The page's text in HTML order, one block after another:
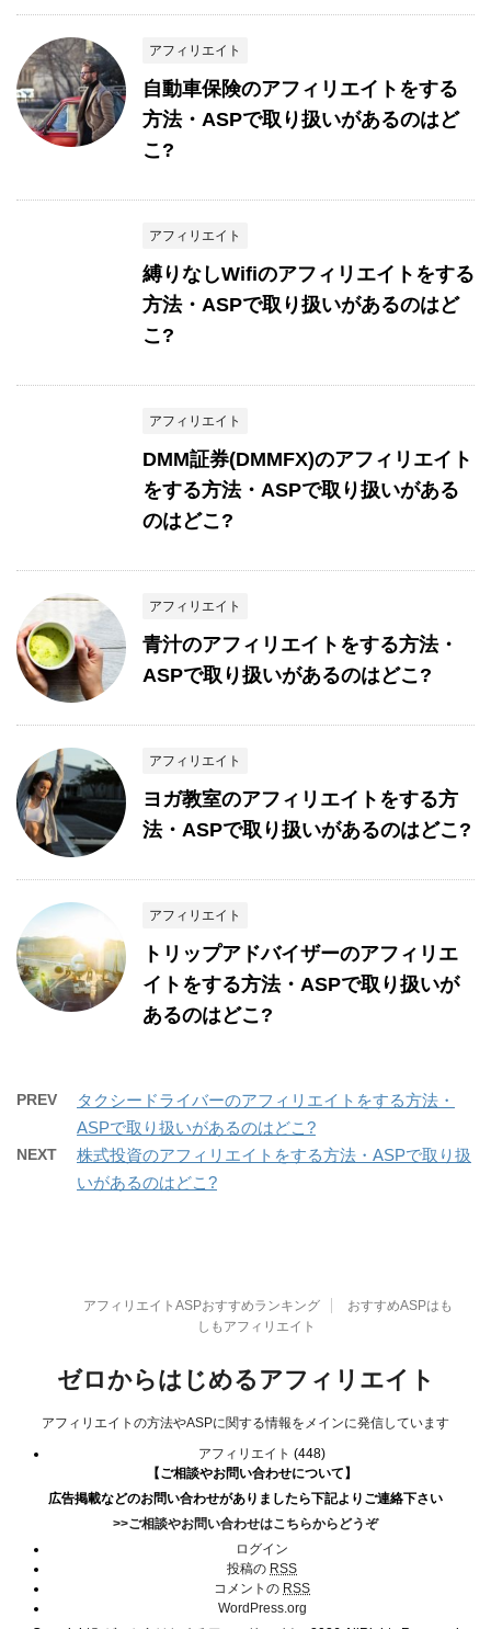
アフィリエイト
自動車保険のアフィリエイトをする
方法・ASPで取り扱いがあるのはど
こ?
アフィリエイト
縛りなしWifiのアフィリエイトをする
方法・ASPで取り扱いがあるのはど
こ?
アフィリエイト
DMM証券(DMMFX)のアフィリエイト
をする方法・ASPで取り扱いがある
のはどこ?
アフィリエイト
青汁のアフィリエイトをする方法・
ASPで取り扱いがあるのはどこ?
アフィリエイト
ヨガ教室のアフィリエイトをする方
法・ASPで取り扱いがあるのはどこ?
アフィリエイト
トリップアドバイザーのアフィリエ
イトをする方法・ASPで取り扱いが
あるのはどこ?
PREV
タクシードライバーのアフィリエイトをする方法・
ASPで取り扱いがあるのはどこ?
NEXT
株式投資のアフィリエイトをする方法・ASPで取り扱
いがあるのはどこ?
アフィリエイトASPおすすめランキング
おすすめASPはも
しもアフィリエイト
ゼロからはじめるアフィリエイト
アフィリエイトの方法やASPに関する情報をメインに発信しています
アフィリエイト (448)
【ご相談やお問い合わせについて】
広告掲載などのお問い合わせがありましたら下記よりご連絡下さい
>>ご相談やお問い合わせはこちらからどうぞ
ログイン
投稿の RSS
コメントの RSS
WordPress.org